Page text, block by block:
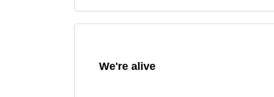
We're alive